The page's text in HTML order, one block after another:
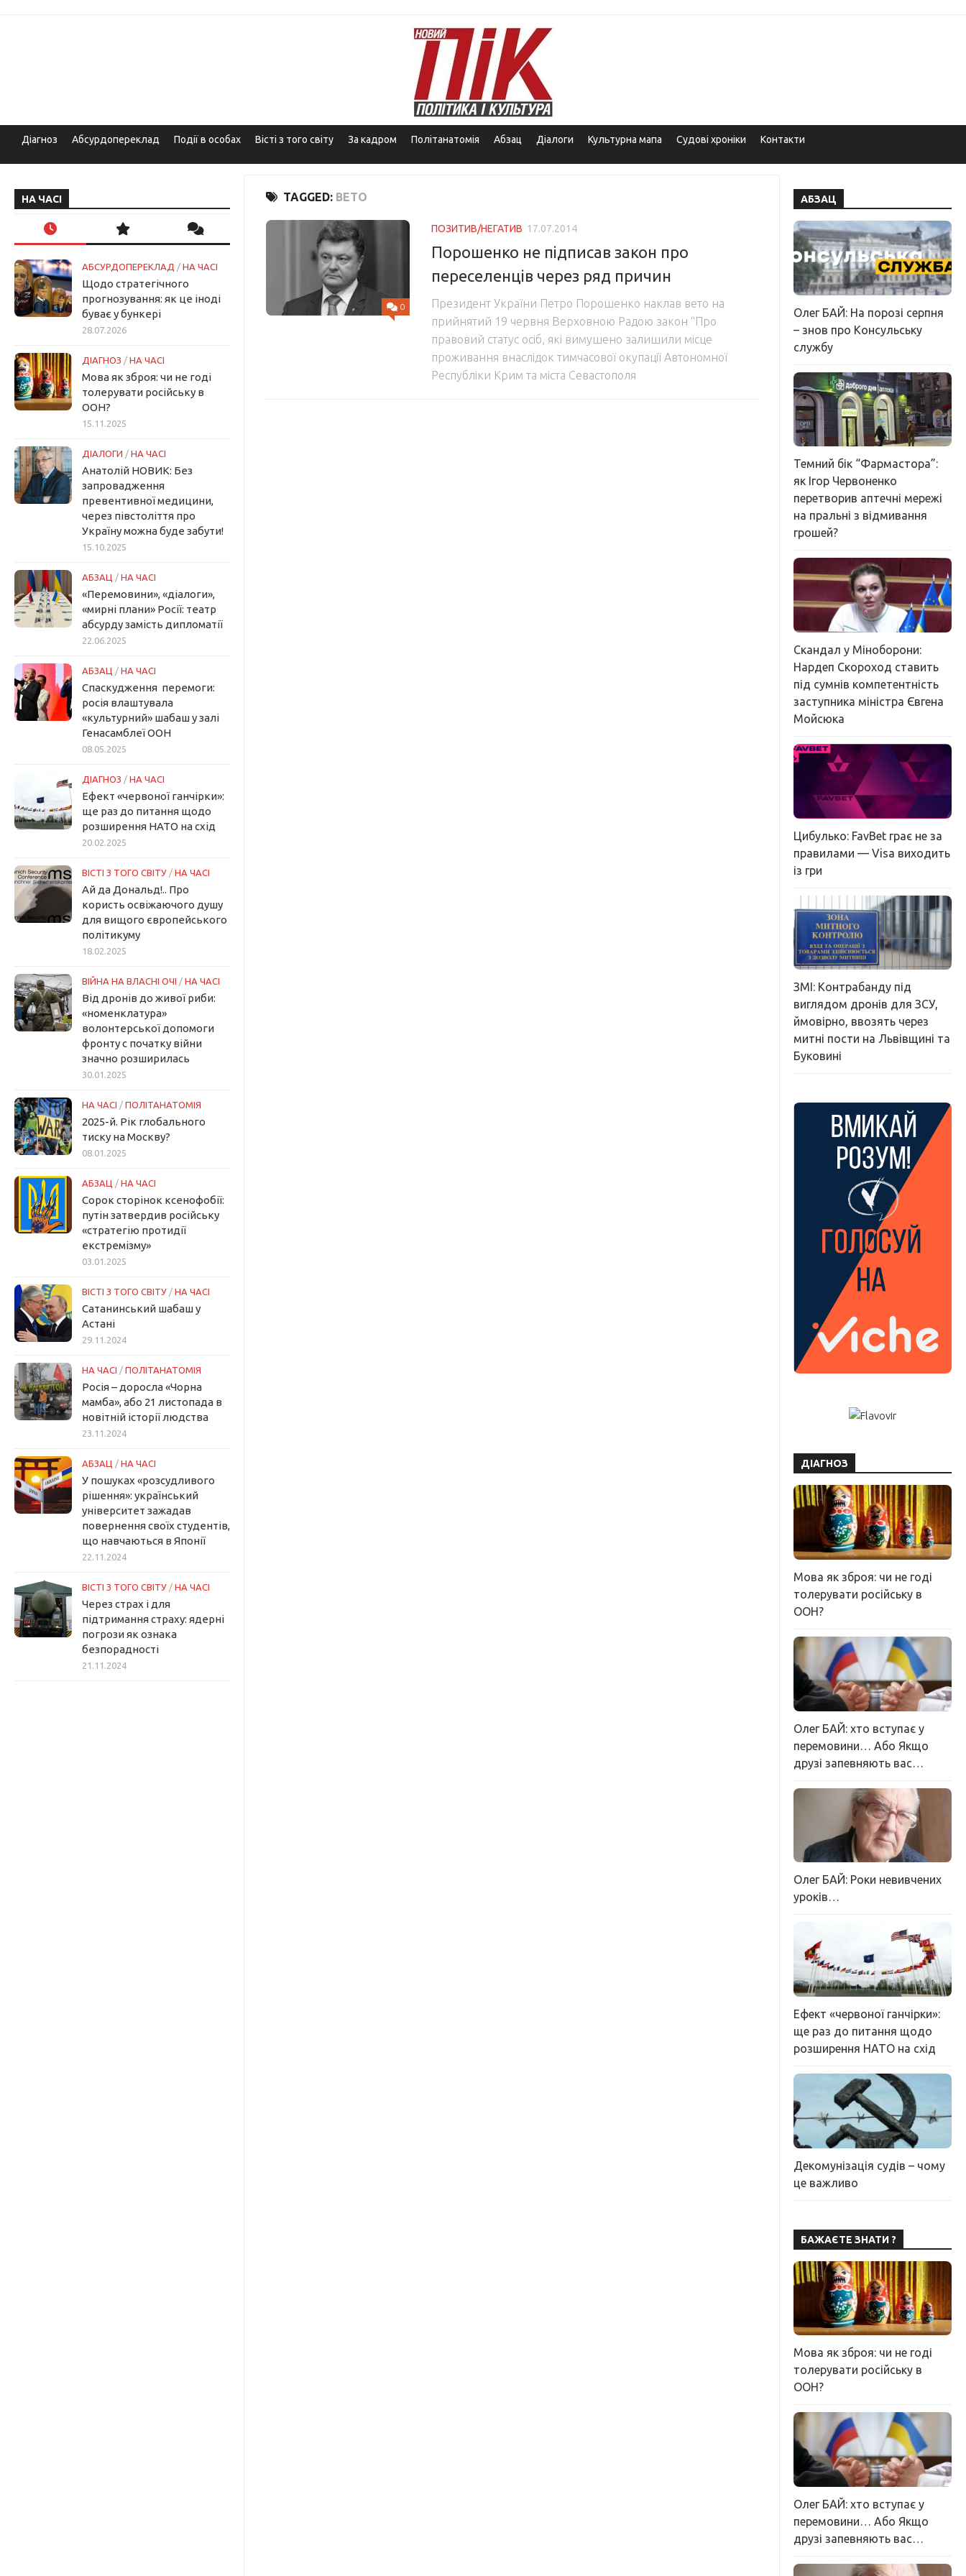
Діагноз Абсурдопереклад Події в особах Вісті з того світу За кадром Політанатомія Абзац Діалоги Культурна мапа Судові хроніки Контакти
TAGGED: ВЕТО
0
ПОЗИТИВ/НЕГАТИВ 17.07.2014
Порошенко не підписав закон про
переселенців через ряд причин
Президент України Петро Порошенко наклав вето на
прийнятий 19 червня Верховною Радою закон “Про
правовий статус осіб, які вимушено залишили місце
проживання внаслідок тимчасової окупації Автономної
Республіки Крим та міста Севастополя
НА ЧАСІ
АБСУРДОПЕРЕКЛАД / НА ЧАСІ
Щодо стратегічного
прогнозування: як це іноді
буває у бункері
28.07.2026
ДІАГНОЗ / НА ЧАСІ
Мова як зброя: чи не годі
толерувати російську в
ООН?
15.11.2025
ДІАЛОГИ / НА ЧАСІ
Анатолій НОВИК: Без
запровадження
превентивної медицини,
через півстоліття про
Україну можна буде забути!
15.10.2025
АБЗАЦ / НА ЧАСІ
«Перемовини», «діалоги»,
«мирні плани» Росії: театр
абсурду замість дипломатії
22.06.2025
АБЗАЦ / НА ЧАСІ
Спаскудження перемоги:
росія влаштувала
«культурний» шабаш у залі
Генасамблеї ООН
08.05.2025
ДІАГНОЗ / НА ЧАСІ
Ефект «червоної ганчірки»:
ще раз до питання щодо
розширення НАТО на схід
20.02.2025
ВІСТІ З ТОГО СВІТУ / НА ЧАСІ
Ай да Дональд!.. Про
користь освіжаючого душу
для вищого європейського
політикуму
18.02.2025
ВІЙНА НА ВЛАСНІ ОЧІ / НА ЧАСІ
Від дронів до живої риби:
«номенклатура»
волонтерської допомоги
фронту с початку війни
значно розширилась
30.01.2025
НА ЧАСІ / ПОЛІТАНАТОМІЯ
2025-й. Рік глобального
тиску на Москву?
08.01.2025
АБЗАЦ / НА ЧАСІ
Сорок сторінок ксенофобії:
путін затвердив російську
«стратегію протидії
екстремізму»
03.01.2025
ВІСТІ З ТОГО СВІТУ / НА ЧАСІ
Сатанинський шабаш у
Астані
29.11.2024
НА ЧАСІ / ПОЛІТАНАТОМІЯ
Росія – доросла «Чорна
мамба», або 21 листопада в
новітній історії людства
23.11.2024
АБЗАЦ / НА ЧАСІ
У пошуках «розсудливого
рішення»: український
університет зажадав
повернення своїх студентів,
що навчаються в Японії
22.11.2024
ВІСТІ З ТОГО СВІТУ / НА ЧАСІ
Через страх і для
підтримання страху: ядерні
погрози як ознака
безпорадності
21.11.2024
АБЗАЦ
Олег БАЙ: На порозі серпня
– знов про Консульську
службу
Темний бік “Фармастора”:
як Ігор Червоненко
перетворив аптечні мережі
на пральні з відмивання
грошей?
Скандал у Міноборони:
Нардеп Скороход ставить
під сумнів компетентність
заступника міністра Євгена
Мойсюка
Цибулько: FavBet грає не за
правилами — Visa виходить
із гри
ЗМІ: Контрабанду під
виглядом дронів для ЗСУ,
ймовірно, ввозять через
митні пости на Львівщині та
Буковині
ДІАГНОЗ
Мова як зброя: чи не годі
толерувати російську в
ООН?
Олег БАЙ: хто вступає у
перемовини… Або Якщо
друзі запевняють вас…
Олег БАЙ: Роки невивчених
уроків…
Ефект «червоної ганчірки»:
ще раз до питання щодо
розширення НАТО на схід
Декомунізація судів – чому
це важливо
БАЖАЄТЕ ЗНАТИ ?
Мова як зброя: чи не годі
толерувати російську в
ООН?
Олег БАЙ: хто вступає у
перемовини… Або Якщо
друзі запевняють вас…